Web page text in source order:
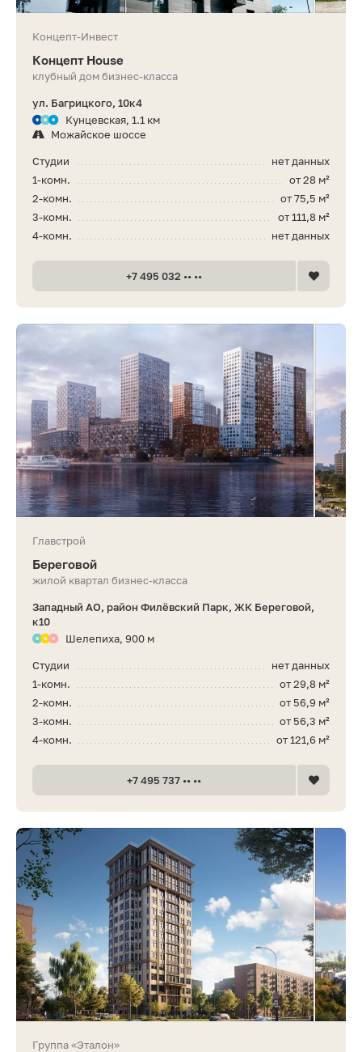
Концепт-Инвест
Концепт House
клубный дом бизнес-класса
ул. Багрицкого, 10к4
Кунцевская, 1.1 км
Можайское шоссе
нет данных
Студии
от 28 м²
1-комн.
от 75,5 м²
2-комн.
от 111,8 м²
3-комн.
нет данных
4-комн.
+7 495 032 •• ••
Главстрой
Береговой
жилой квартал бизнес-класса
Западный АО, район Филёвский Парк, ЖК Береговой,
к10
Шелепиха, 900 м
нет данных
Студии
от 29,8 м²
1-комн.
от 56,9 м²
2-комн.
от 56,3 м²
3-комн.
от 121,6 м²
4-комн.
+7 495 737 •• ••
Группа «Эталон»